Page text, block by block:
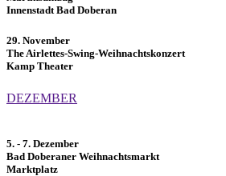
Innenstadt Bad Doberan
29. November
The Airlettes-Swing-Weihnachtskonzert
Kamp Theater
DEZEMBER
5. - 7. Dezember
Bad Doberaner Weihnachtsmarkt
Marktplatz